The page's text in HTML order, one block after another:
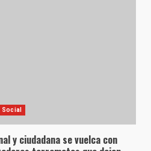
Social
y ciudadana se vuelca con